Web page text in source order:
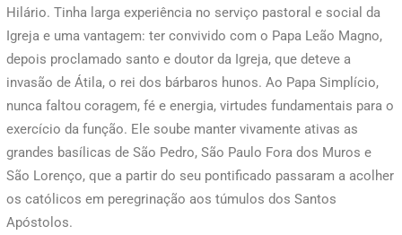
Hilário. Tinha larga experiência no serviço pastoral e social da
Igreja e uma vantagem: ter convivido com o Papa Leão Magno,
depois proclamado santo e doutor da Igreja, que deteve a
invasão de Átila, o rei dos bárbaros hunos. Ao Papa Simplício,
nunca faltou coragem, fé e energia, virtudes fundamentais para o
exercício da função. Ele soube manter vivamente ativas as
grandes basílicas de São Pedro, São Paulo Fora dos Muros e
São Lorenço, que a partir do seu pontificado passaram a acolher
os católicos em peregrinação aos túmulos dos Santos
Apóstolos.